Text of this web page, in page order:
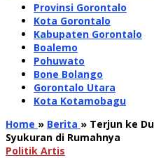
Provinsi Gorontalo
Kota Gorontalo
Kabupaten Gorontalo
Boalemo
Pohuwato
Bone Bolango
Gorontalo Utara
Kota Kotamobagu
Home » Berita » Terjun ke
Syukuran di Rumahnya
Politik Artis